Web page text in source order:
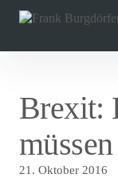
überspringen
Brexit:
21. Oktober 2016